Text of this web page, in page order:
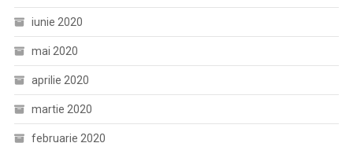
iunie 2020
mai 2020
aprilie 2020
martie 2020
februarie 2020